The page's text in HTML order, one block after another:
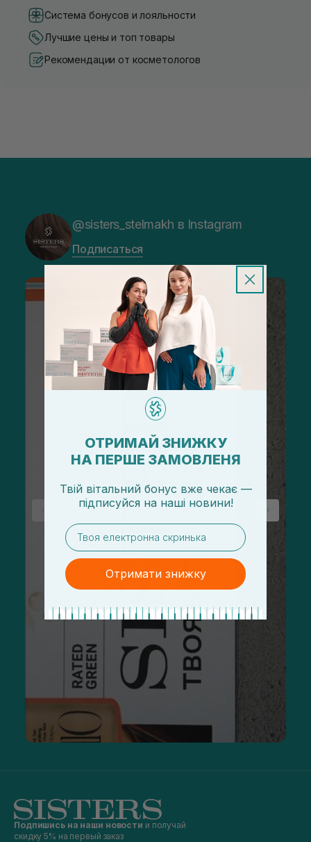
Система бонусов и лояльности
Лучшие цены и топ товары
Рекомендации от косметологов
@sisters_stelmakh в Instagram
Подписаться
Подпишись на наши новости и получай
скидку 5% на первый заказ
ОТРИМАЙ ЗНИЖКУ
НА ПЕРШЕ ЗАМОВЛЕНЯ
Твій вітальний бонус вже чекає —
підписуйся на наші новини!
email
Отримати знижку